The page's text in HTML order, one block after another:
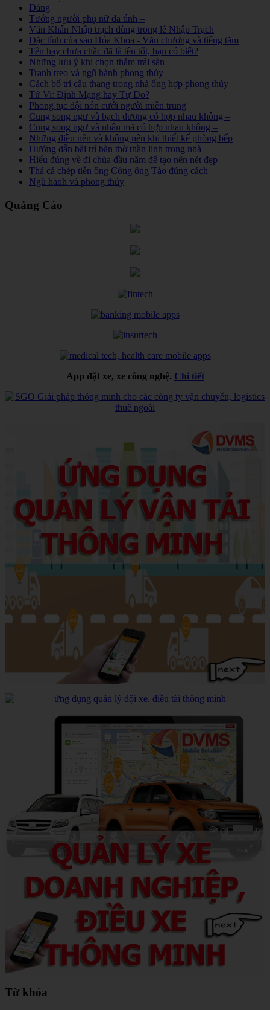
Dáng
Tướng người phụ nữ đa tình –
Văn Khấn Nhập trạch dùng trong lễ Nhập Trạch
Đặc tính của sao Hóa Khoa - Văn chương và tiếng tăm
Tên hay chưa chắc đã là tên tốt, bạn có biết?
Những lưu ý khi chọn thảm trải sàn
Tranh treo và ngũ hành phong thủy
Cách bố trí cầu thang trong nhà ống hợp phong thủy
Tử Vi: Định Mạng hay Tự Do?
Phong tục đội nón cưới người miền trung
Cung song ngư và bạch dương có hợp nhau không –
Cung song ngư và nhân mã có hợp nhau không –
Những điều nên và không nên khi thiết kế phòng bếp
Hướng dẫn bài trí bàn thờ thần linh trong nhà
Hiểu đúng về đi chùa đầu năm để tạo nên nét đẹp
Thả cá chép tiễn ông Công ông Táo đúng cách
Ngũ hành và phong thủy
Quảng Cáo
App đặt xe, xe công nghệ. Chi tiết
Từ khóa